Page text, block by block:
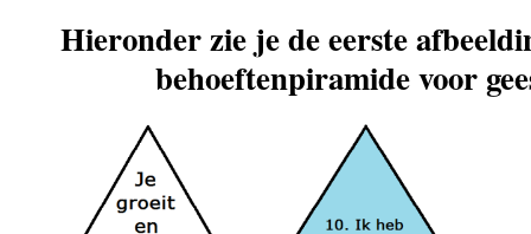
Hieronder zie je de eerste
behoeftenpiramide voor